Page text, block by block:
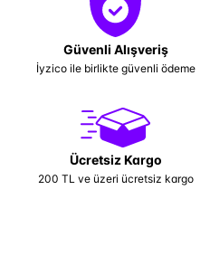
Güvenli Alışveriş
İyzico ile birlikte güvenli ödeme
Ücretsiz Kargo
200 TL ve üzeri ücretsiz kargo